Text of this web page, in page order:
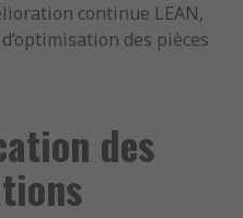
continue LEAN,
des pièces
des